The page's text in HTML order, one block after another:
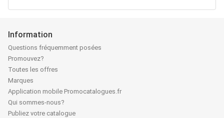
Information
Questions fréquemment posées
Promouvez?
Toutes les offres
Marques
Application mobile Promocatalogues.fr
Qui sommes-nous?
Publiez votre catalogue